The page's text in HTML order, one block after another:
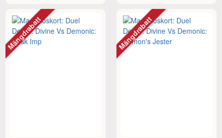
Mängdrabatt Mängdrabatt